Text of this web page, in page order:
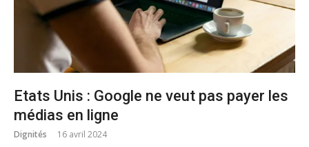
Etats Unis : Google ne veut pas payer les
médias en ligne
Dignités 16 avril 2024